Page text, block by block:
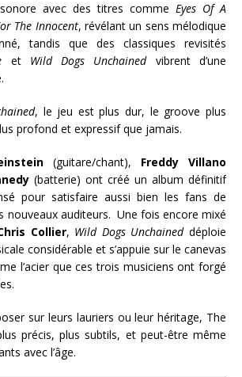
avec des titres comme Eyes Of A
The Innocent, révélant un sens mélodique
tandis que des classiques revisités
et Wild Dogs Unchainedvibrent d’une
, le jeu est plus dur, le groove plus
profond et expressif que jamais.
(guitare/chant), Freddy Villano
(batterie) ont créé un album définitif
pour satisfaire aussi bien les fans de
nouveaux auditeurs. Une fois encore mixé
Collier, Wild Dogs Unchaineddéploie
considérable et s’appuie sur le canevas
l’acier que ces trois musiciens ont forgé
sur leurs lauriers ou leur héritage, The
précis, plus subtils, et peut-être même
avec l’âge.